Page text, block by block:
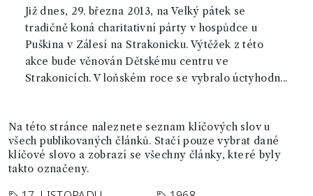
Již dnes, 29. března 2013, na Velký pátek se
tradičně koná charitativní párty v hospůdce u
Puškina v Zálesí na Strakonicku. Výtěžek z této
akce bude věnován Dětskému centru ve
Strakonicích. V loňském roce se vybralo úctyhodn...
Na této stránce naleznete seznam klíčových slov u
všech publikovaných článků. Stačí pouze vybrat dané
klíčové slovo a zobrazí se všechny články, které byly
takto označeny.